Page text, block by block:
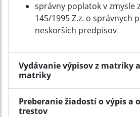
správny poplatok v zmysle
145/1995 Z.z. o správnych
neskorších predpisov
Vydávanie výpisov z matriky
matriky
Preberanie žiadostí o výpis a
trestov